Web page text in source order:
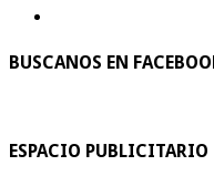
BUSCANOS EN
ESPACIO PUBLICITARIO